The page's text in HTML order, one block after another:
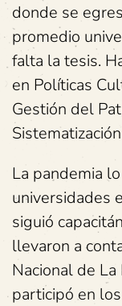
donde se
promedio
falta la tesis.
en Políticas
Gestión del
La pandemia
universidades
siguió
llevaron a
Nacional de
participó en